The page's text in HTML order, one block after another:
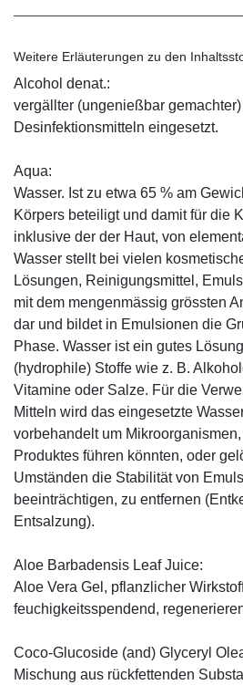
Weitere Erläuterungen zu den
Alcohol denat.:
vergällter (ungenießbar
Desinfektionsmitteln eingesetzt.
Aqua:
Wasser. Ist zu etwa 65 % am
Körpers beteiligt und damit für die
inklusive der der Haut, von
Wasser stellt bei vielen
Lösungen, Reinigungsmittel,
mit dem mengenmässig grössten
dar und bildet in Emulsionen die
Phase. Wasser ist ein gutes
(hydrophile) Stoffe wie z. B.
Vitamine oder Salze. Für die
Mitteln wird das eingesetzte
vorbehandelt um
Produktes führen könnten, oder
Umständen die Stabilität von
beeinträchtigen, zu entfernen
Entsalzung).
Aloe Barbadensis Leaf Juice:
Aloe Vera Gel, pflanzlicher
feuchigkeitsspendend,
Coco-Glucoside (and) Glyceryl
Mischung aus rückfettenden